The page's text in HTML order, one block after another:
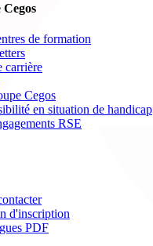
de formation
carrière
Cegos
en situation de handicap
RSE
d'inscription
PDF